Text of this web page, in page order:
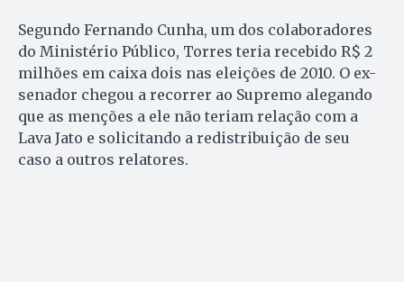
Segundo Fernando Cunha, um dos colaboradores
do Ministério Público, Torres teria recebido R$ 2
milhões em caixa dois nas eleições de 2010. O ex-
senador chegou a recorrer ao Supremo alegando
que as menções a ele não teriam relação com a
Lava Jato e solicitando a redistribuição de seu
caso a outros relatores.